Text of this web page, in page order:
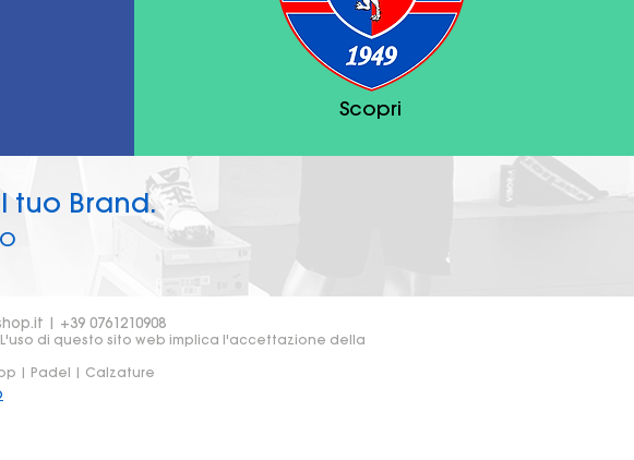
Scopri
tuo Brand.
| +39 0761210908
di questo sito web implica l'accettazione della
| Padel | Calzature